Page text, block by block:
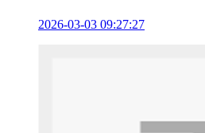
2026-03-03 09:27:27